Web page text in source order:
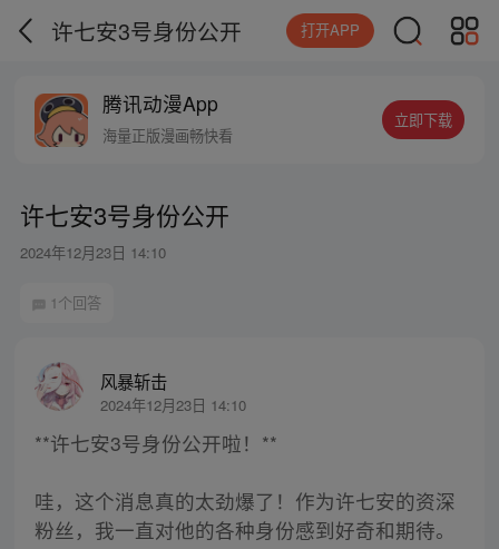
许七安3号身份公开 打开APP
腾讯动漫App
海量正版漫画畅快看
立即下载
许七安3号身份公开
2024年12月23日 14:10
1个回答
风暴斩击
2024年12月23日 14:10
**许七安3号身份公开啦！**
哇，这个消息真的太劲爆了！作为许七安的资深
粉丝，我一直对他的各种身份感到好奇和期待。